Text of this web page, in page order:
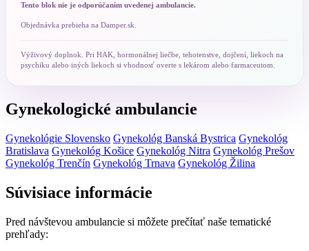
Tento blok nie je odporúčaním uvedenej ambulancie.
Objednávka prebieha na Damper.sk.
Výživový doplnok. Pri HAK, hormonálnej liečbe, tehotenstve, dojčení, liekoch na
psychiku alebo iných liekoch si vhodnosť overte s lekárom alebo farmaceutom.
Gynekologické ambulancie
Gynekológie Slovensko Gynekológ Banská Bystrica Gynekológ
Bratislava Gynekológ Košice Gynekológ Nitra Gynekológ Prešov
Gynekológ Trenčín Gynekológ Trnava Gynekológ Žilina
Súvisiace informácie
Pred návštevou ambulancie si môžete prečítať naše tematické
prehľady: